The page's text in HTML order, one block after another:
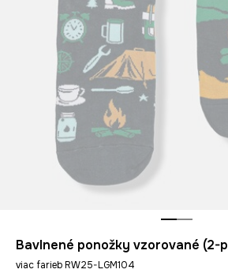
Bavlnené ponožky vzorované (2-
viac farieb RW25-LGM104